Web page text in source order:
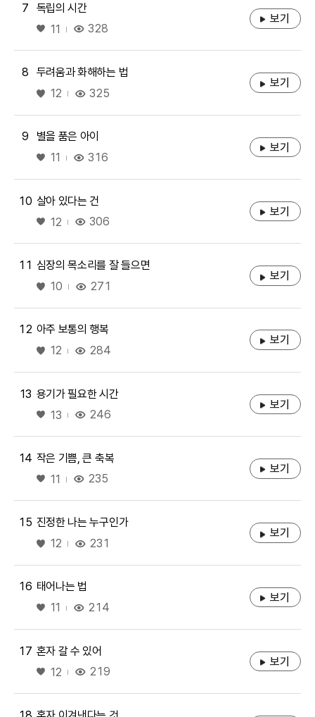
7
독립의 시간
좋아요
11 328
보기
8
두려움과 화해하는 법
좋아요
12 325
보기
9
별을 품은 아이
좋아요
11 316
보기
10 살아 있다는 건
좋아요
12 306
보기
11 심장의 목소리를 잘 들으면
좋아요
10 271
보기
12 아주 보통의 행복
좋아요
12 284
보기
13 용기가 필요한 시간
좋아요
13 246
보기
14 작은 기쁨, 큰 축복
좋아요
11 235
보기
15 진정한 나는 누구인가
좋아요
12 231
보기
16 태어나는 법
좋아요
11 214
보기
17 혼자 갈 수 있어
좋아요
12 219
보기